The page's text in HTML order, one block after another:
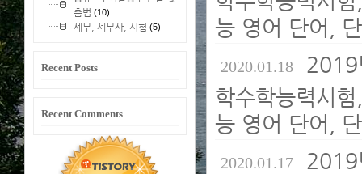
춤법 (10)
세무, 세무사, 시험 (5)
Recent Posts
Recent Comments
능 영어 단어,
2020.01.18 2019
학수학능력시
능 영어 단어,
2020.01.17 2019